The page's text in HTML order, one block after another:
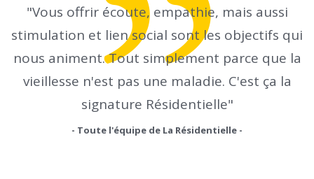
"Vous offrir écoute, empathie, mais aussi
stimulation et lien social sont les objectifs qui
nous animent. Tout simplement parce que la
vieillesse n'est pas une maladie. C'est ça la
signature Résidentielle"
- Toute l'équipe de La Résidentielle -